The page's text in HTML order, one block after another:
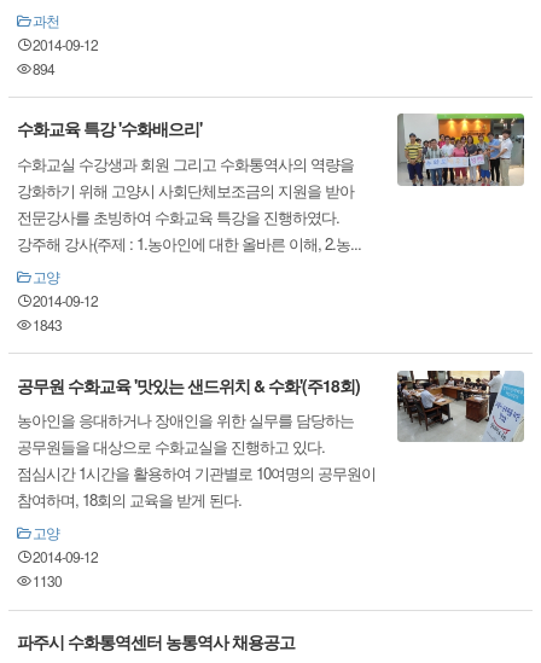
과천
2014-09-12
894
수화교육 특강 '수화배으리'
수화교실 수강생과 회원 그리고 수화통역사의 역량을
강화하기 위해 고양시 사회단체보조금의 지원을 받아
전문강사를 초빙하여 수화교육 특강을 진행하였다.
강주해 강사(주제 : 1.농아인에 대한 올바른 이해, 2.농...
고양
2014-09-12
1843
공무원 수화교육 '맛있는 샌드위치 & 수화'(주18회)
농아인을 응대하거나 장애인을 위한 실무를 담당하는
공무원들을 대상으로 수화교실을 진행하고 있다.
점심시간 1시간을 활용하여 기관별로 10여명의 공무원이
참여하며, 18회의 교육을 받게 된다.
고양
2014-09-12
1130
파주시 수화통역센터 농통역사 채용공고